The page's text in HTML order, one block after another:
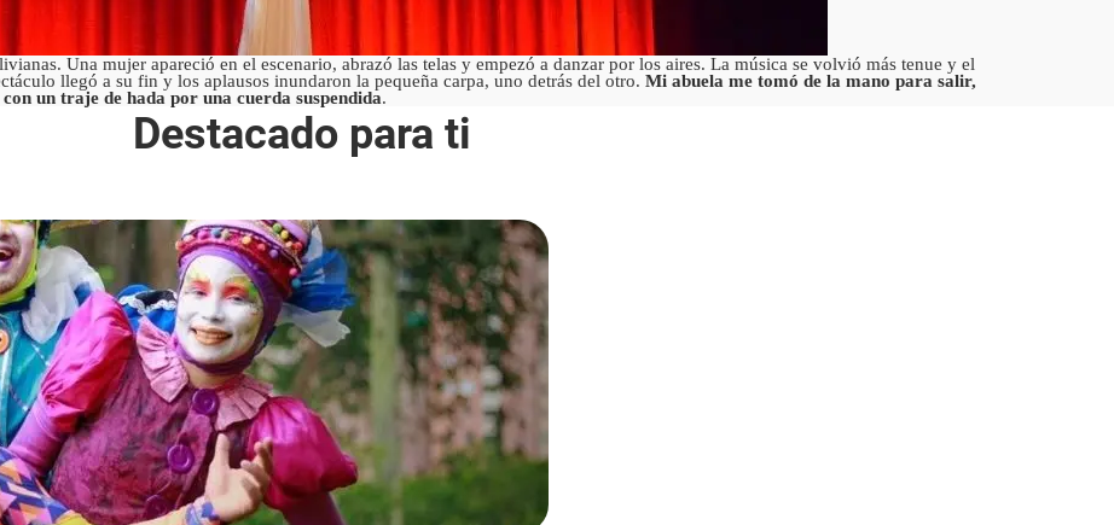
Una mujer apareció en el escenario, abrazó las telas y empezó a danzar por los aires. La música se volvió más tenue y el
llegó a su fin y los aplausos inundaron la pequeña carpa, uno detrás del otro. Mi abuela me tomó de la mano para salir,
un traje de hada por una cuerda suspendida.
Destacado para ti